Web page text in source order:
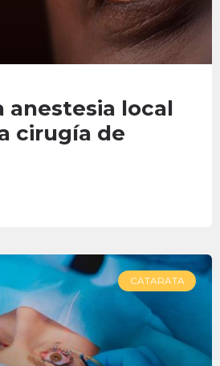
anestesia local
cirugía de
CATARATA